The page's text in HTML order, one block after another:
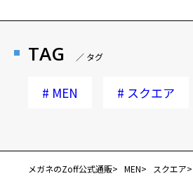
TAG ／ タグ
# MEN # スクエア
メガネのZoff公式通販 MEN スクエア